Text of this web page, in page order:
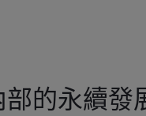
的永續發